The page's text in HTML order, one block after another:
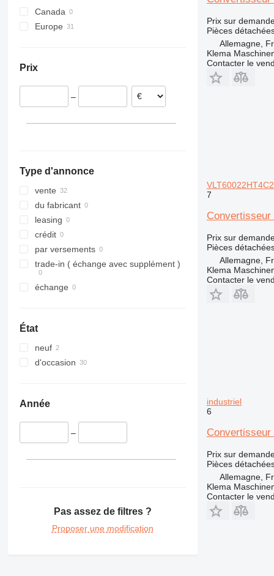
S series
T series
279D
303
307
315
316
317
318
319
320
321
323
329
330
345
349
416
420
531
533
541
W-series
R-series
RX
L-series
PL
Canada
Europe
Roumanie
Prix
–
Type d'annonce
vente
du fabricant
leasing
crédit
par versements
trade-in ( échange avec supplément )
échange
État
neuf
d'occasion
Année
–
Pas assez de filtres ?
Proposer une modification
Prix sur
Pièces
Allemagne,
Klema
Contacter le
7
Convertisseur
Prix sur
Pièces
Allemagne,
Klema
Contacter le
industriel
6
Convertisseur
Prix sur
Pièces
Allemagne,
Klema
Contacter le